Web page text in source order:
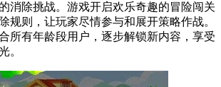
消除挑战。游戏开启欢乐奇趣的冒险闯关
规则，让玩家尽情参与和展开策略作战。
所有年龄段用户，逐步解锁新内容，享受
。